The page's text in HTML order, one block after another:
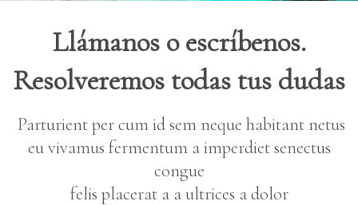
Llámanos o escríbenos.
Resolveremos todas tus dudas
Parturient per cum id sem neque habitant netus
eu vivamus fermentum a imperdiet senectus
congue
felis placerat a a ultrices a dolor